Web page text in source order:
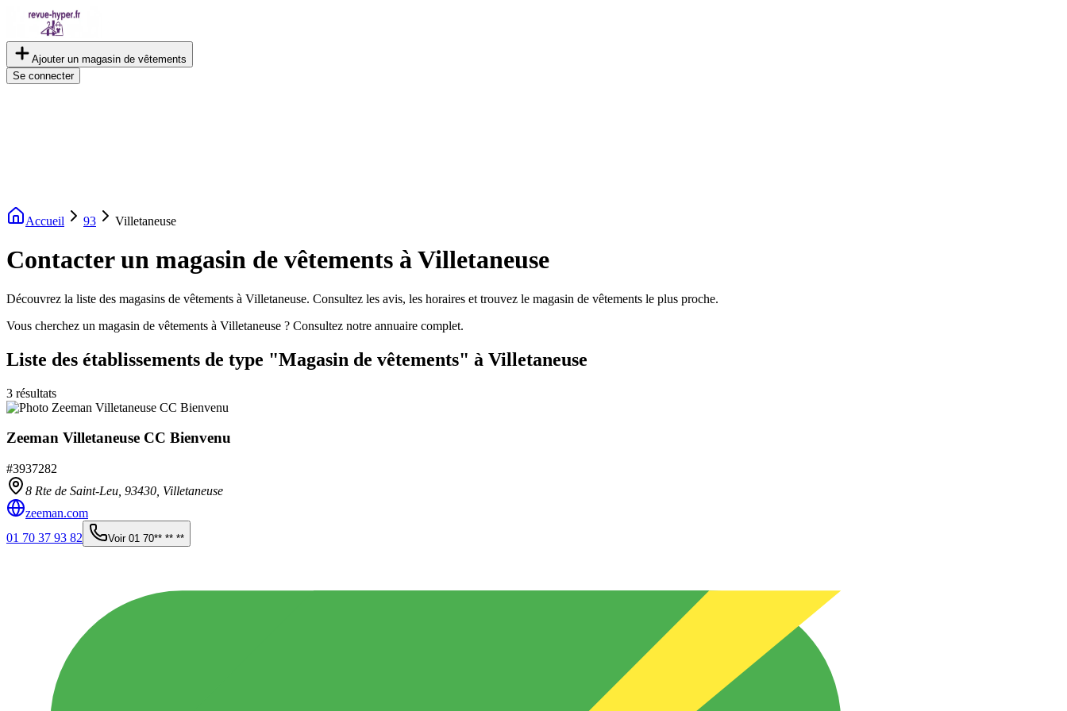
Ajouter un magasin de vêtements
Se connecter
Accueil 93 Villetaneuse
Contacter un magasin de vêtements à Villetaneuse
Découvrez la liste des magasins de vêtements à Villetaneuse. Consultez les avis, les horaires et trouvez le magasin de vêtements le plus proche.
Vous cherchez un magasin de vêtements à Villetaneuse ? Consultez notre annuaire complet.
Liste des établissements de type "Magasin de vêtements" à Villetaneuse
3 résultats
Zeeman Villetaneuse CC Bienvenu
#3937282
8 Rte de Saint-Leu, 93430 Villetaneuse
zeeman.com
01 70 37 93 82
Voir 01 70** ** **